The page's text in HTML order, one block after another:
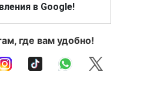
в Google!
где вам удобно!